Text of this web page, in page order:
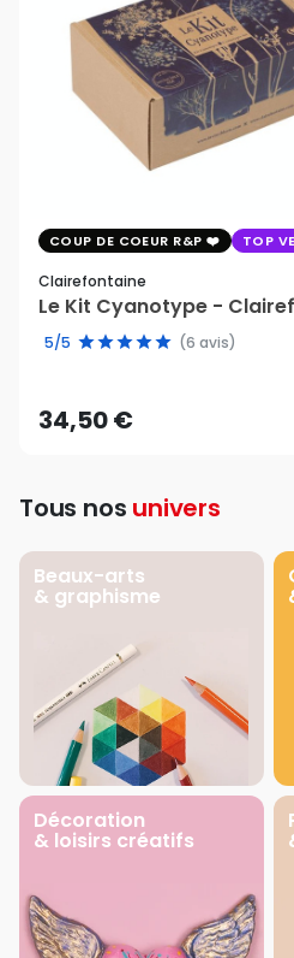
COUP DE COEUR R&P TOP
Clairefontaine
Le Kit Cyanotype -
5/5 (6 avis)
34,50 €
Tous nos univers
Beaux-arts
& graphisme
Décoration
& loisirs créatifs